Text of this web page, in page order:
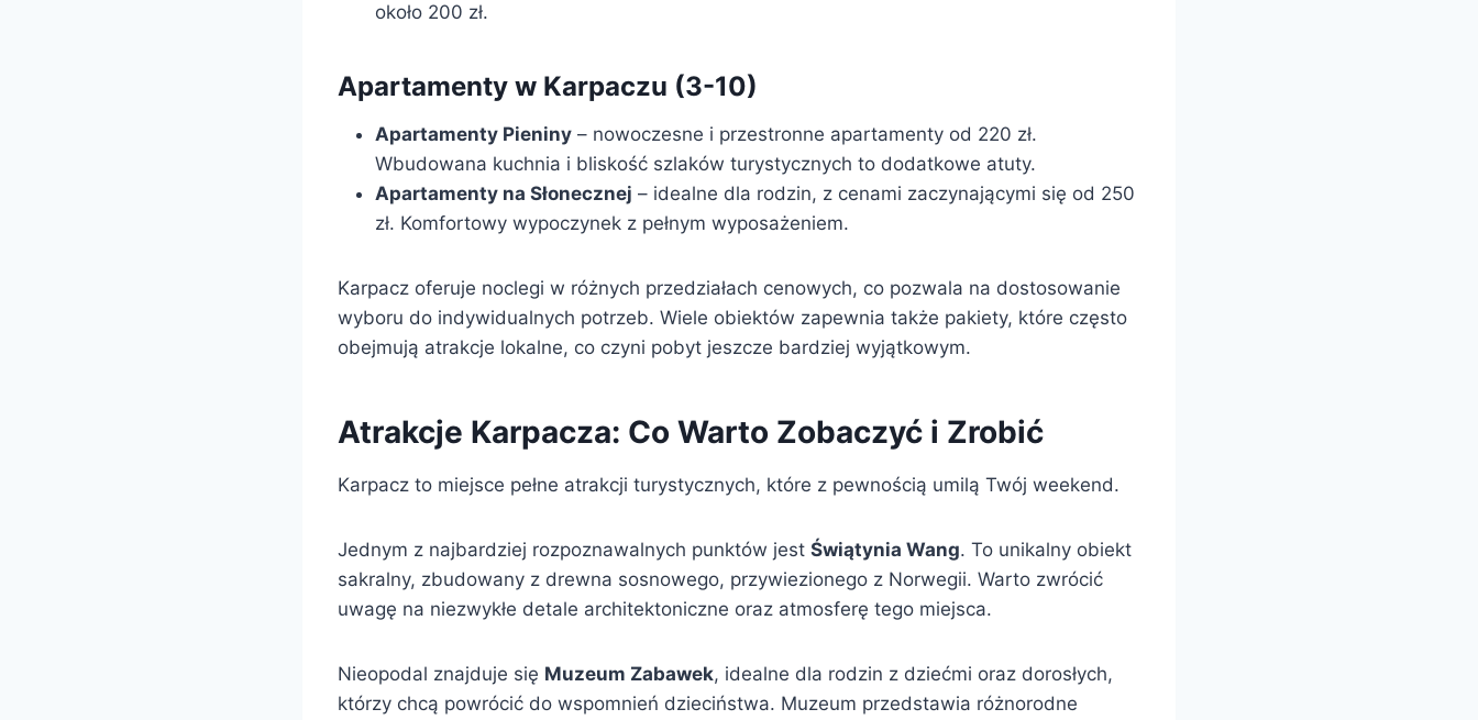
około 200 zł.
Apartamenty w Karpaczu (3-10)
Apartamenty Pieniny – nowoczesne i przestronne apartamenty od 220 zł.
Wbudowana kuchnia i bliskość szlaków turystycznych to dodatkowe atuty.
Apartamenty na Słonecznej – idealne dla rodzin, z cenami zaczynającymi się od 250
zł. Komfortowy wypoczynek z pełnym wyposażeniem.
Karpacz oferuje noclegi w różnych przedziałach cenowych, co pozwala na dostosowanie
wyboru do indywidualnych potrzeb. Wiele obiektów zapewnia także pakiety, które często
obejmują atrakcje lokalne, co czyni pobyt jeszcze bardziej wyjątkowym.
Atrakcje Karpacza: Co Warto Zobaczyć i Zrobić
Karpacz to miejsce pełne atrakcji turystycznych, które z pewnością umilą Twój weekend.
Jednym z najbardziej rozpoznawalnych punktów jest Świątynia Wang. To unikalny obiekt
sakralny, zbudowany z drewna sosnowego, przywiezionego z Norwegii. Warto zwrócić
uwagę na niezwykłe detale architektoniczne oraz atmosferę tego miejsca.
Nieopodal znajduje się Muzeum Zabawek, idealne dla rodzin z dziećmi oraz dorosłych,
którzy chcą powrócić do wspomnień dzieciństwa. Muzeum przedstawia różnorodne